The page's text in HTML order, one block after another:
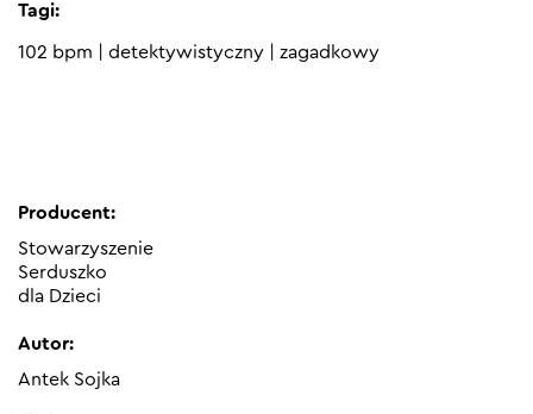
Tagi:
102 bpm detektywistyczny zagadkowy
Producent:
Stowarzyszenie
Serduszko
dla Dzieci
Autor:
Antek Sojka